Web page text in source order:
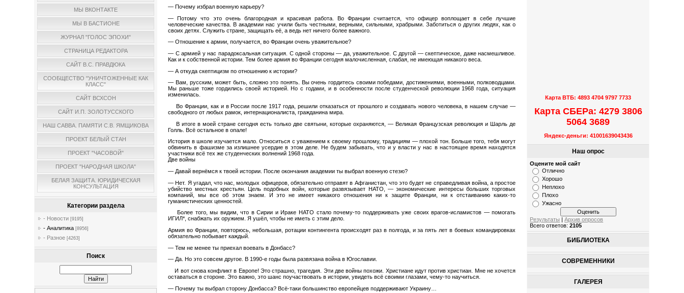
МЫ ВКОНТАКТЕ
МЫ В БАСТИОНЕ
ЖУРНАЛ "ГОЛОС ЭПОХИ"
СТРАНИЦА РЕДАКТОРА
САЙТ В.С. ПРАВДЮКА
СООБЩЕСТВО "УНИЧТОЖЕННЫЕ КАК
КЛАСС"
САЙТ ВСХСОН
САЙТ И.П. ЗОЛОТУССКОГО
НАШ САВВА. ПАМЯТИ С.В. ЯМЩИКОВА
ПРОЕКТ БЕЛЫЙ СТАН
ПРОЕКТ "ЧАСОВОЙ"
ПРОЕКТ "НАРОДНАЯ ШКОЛА"
БЕЛАЯ ЗАЩИТА. ЮРИДИЧЕСКАЯ
КОНСУЛЬТАЦИЯ
Категории раздела
- Новости [9195]
- Аналитика [8956]
- Разное [4263]
Поиск
— Почему избрал военную карьеру?
— Потому что это очень благородная и красивая работа. Во Франции считается, что офицер воплощает в себе лучшие
человеческие качества. В академии нас учили быть честными, верными, сильными, храбрыми. Заботиться о других людях, как о
своих детях. Служить стране, защищать её, а ведь нет ничего более важного.
— Отношение к армии, получается, во Франции очень уважительное?
— С армией у нас парадоксальная ситуация. С одной стороны — да, уважительное. С другой — скептическое, даже насмешливое.
Как и к собственной истории. Тем более армия во Франции сегодня малочисленная, слабая, не имеющая никакого веса.
— А откуда скептицизм по отношению к истории?
— Вам, русским, может быть, сложно это понять. Вы очень гордитесь своими победами, достижениями, военными, полководцами.
Мы раньше тоже гордились своей историей. Но с годами, и в особенности после студенческой революции 1968 года, ситуация
изменилась.
Во Франции, как и в России после 1917 года, решили отказаться от прошлого и создавать нового человека, в нашем случае —
свободного от любых рамок, интернационалиста, гражданина мира.
В итоге в моей стране сегодня есть только две святыни, которые охраняются, — Великая Французская революция и Шарль де
Голль. Всё остальное в опале!
История в школе изучается мало. Относиться с уважением к своему прошлому, традициям — плохой тон. Больше того, тебя могут
обвинить в фашизме за излишнее усердие в этом деле. Не будем забывать, что и у власти у нас в настоящее время находятся
участники всё тех же студенческих волнений 1968 года.
Две войны
— Давай вернёмся к твоей истории. После окончания академии ты выбрал военную стезю?
— Нет. Я угадал, что нас, молодых офицеров, обязательно отправят в Афганистан, что это будет не справедливая война, а простое
убийство местных крестьян. Цель подобных войн, которые развязывает НАТО, — экономические интересы больших торговых
компаний, мы все об этом знаем. И это не имеет никакого отношения ни к защите Франции, ни к отстаиванию каких-то
гуманистических ценностей.
Более того, мы видим, что в Сирии и Ираке НАТО стало почему-то поддерживать уже своих врагов-исламистов — помогать
ИГИЛ*, снабжать их оружием. Я ушёл, чтобы не иметь с этим дело.
Армия во Франции, повторюсь, небольшая, ротации контингента происходят раз в полгода, и за пять лет в боевых командировках
обязательно побывает каждый.
— Тем не менее ты приехал воевать в Донбасс?
— Да. Но это совсем другое. В 1990-е годы была развязана война в Югославии.
И вот снова конфликт в Европе! Это страшно, трагедия. Эти две войны похожи. Христиане идут против христиан. Мне не хочется
оставаться в стороне. Это важно, это шанс поучаствовать в истории, увидеть всё своими глазами, чему-то научиться.
— Почему ты выбрал сторону Донбасса? Всё-таки большинство европейцев поддерживают Украину…
Карта ВТБ: 4893 4704 9797 7733
Карта СБЕРа: 4279 3806
5064 3689
Яндекс-деньги: 41001639043436
Наш опрос
Оцените мой сайт
Отлично
Хорошо
Неплохо
Плохо
Ужасно
Результаты |Архив опросов
Всего ответов:2105
БИБЛИОТЕКА
СОВРЕМЕННИКИ
ГАЛЕРЕЯ